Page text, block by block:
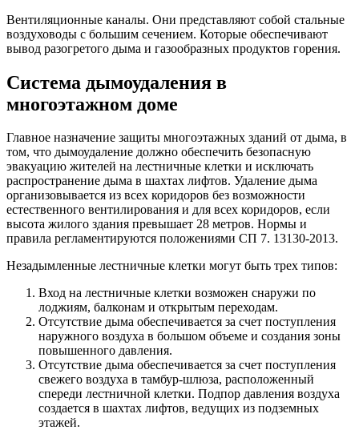
Вентиляционные каналы. Они представляют собой стальные
воздуховоды с большим сечением. Которые обеспечивают
вывод разогретого дыма и газообразных продуктов горения.
Система дымоудаления в
многоэтажном доме
Главное назначение защиты многоэтажных зданий от дыма, в
том, что дымоудаление должно обеспечить безопасную
эвакуацию жителей на лестничные клетки и исключать
распространение дыма в шахтах лифтов. Удаление дыма
организовывается из всех коридоров без возможности
естественного вентилирования и для всех коридоров, если
высота жилого здания превышает 28 метров. Нормы и
правила регламентируются положениями СП 7. 13130-2013.
Незадымленные лестничные клетки могут быть трех типов:
Вход на лестничные клетки возможен снаружи по
лоджиям, балконам и открытым переходам.
Отсутствие дыма обеспечивается за счет поступления
наружного воздуха в большом объеме и создания зоны
повышенного давления.
Отсутствие дыма обеспечивается за счет поступления
свежего воздуха в тамбур-шлюза, расположенный
спереди лестничной клетки. Подпор давления воздуха
создается в шахтах лифтов, ведущих из подземных
этажей.